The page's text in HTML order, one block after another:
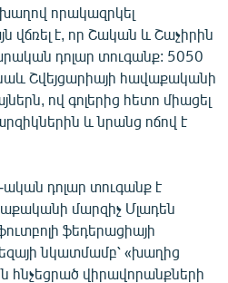
որակազրկել
վճռել է, որ Շական և Շաչիրին
դոլար տուգանք: 5050
Շվեյցարիայի հավաքականի
ով գոլերից հետո միացել
և նրանց ոճով է
դոլար տուգանք է
մարզիչ Մլադեն
ֆեդերացիայի
նկատմամբ՝ «խաղից
հնչեցրած վիրավորանքների